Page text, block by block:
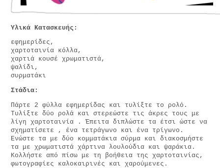
Υλικά Κατασκευής:
εφημερίδες,
χαρτοταινία κόλλα,
χαρτιά κουσέ χρωματιστά,
ψαλίδι,
συρματάκι
Στάδια:
Πάρτε 2 φύλλα εφημερίδας και τυλίξτε το ρολό.
Τυλίξτε δύο ρολά και στερεώστε τις άκρες τους με
λίγη χαρτοταινία . Έπειτα διπλώστε τα έτσι ώστε να
σχηματίσετε , ένα τετράγωνο και ένα τρίγωνο.
Ενώστε τα με δύο κομματάκια σύρμα και διακοσμήστε
τα με χρωματιστά χάρτινα λουλούδια και ψαράκια.
Κολλήστε από πίσω με τη βοήθεια της χαρτοταινίας,
φωτογραφίες καλοκαιρινές και χαρούμενες.